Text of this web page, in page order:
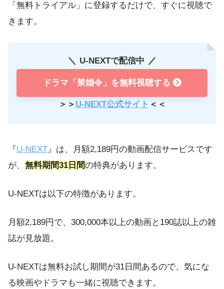
「無料トライアル」に登録するだけで、すぐに視聴で
きます。
U-NEXTで配信中
ドラマ「禁婚令」を無料視聴する
＞＞ U-NEXT公式サイト ＜＜
『U-NEXT』は、月額2,189円の動画配信サービスです
が、 無料期間31日間の特典があります。
U-NEXTは以下の特徴があります。
月額2,189円で、300,000本以上の動画と190誌以上の雑
誌が見放題。
U-NEXTは無料お試し期間が31日間あるので、気にな
る映画やドラマも一緒に視聴できます。